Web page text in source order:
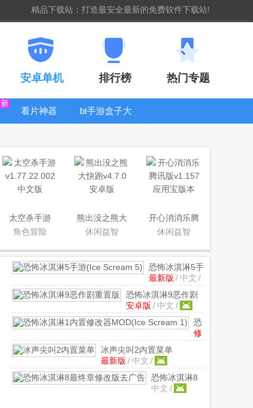
精品下载站：打造最安全最新的免费软件下载站!
安卓单机 排行榜 热门专题
看片神器
bt手游盒子大
太空杀手游
角色冒险
熊出没之熊大
快跑
休闲益智
开心消消乐腾
讯版
休闲益智
恐怖冰淇淋5手
游(Ice Scream
5)1.2.9 中文最
新版
最新版 / 中文 /
恐怖冰淇淋9恶作剧
重置版2.0 安卓版
安卓版 / 中文 /
恐
怖
淋
1
修
改
文
冰声尖叫2内置菜单
v2.0.2652 最新版
最新版 / 中文 /
恐怖冰淇淋8
最终章修改版
中文 /